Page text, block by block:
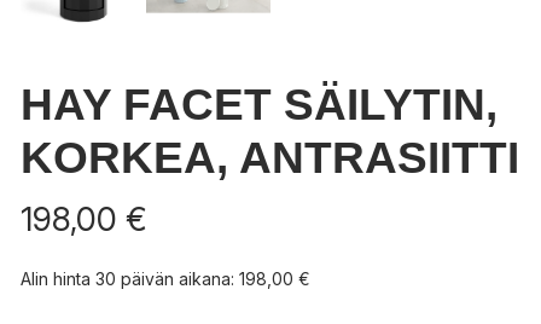
HAY FACET SÄILYTIN,
KORKEA, ANTRASIITTI
198,00 €
Alin hinta 30 päivän aikana: 198,00 €